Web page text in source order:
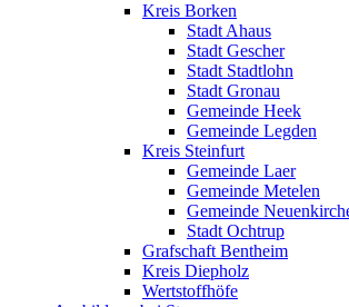
Kreis Borken
Stadt Ahaus
Stadt Gescher
Stadt Stadtlohn
Stadt Gronau
Gemeinde Heek
Gemeinde Legden
Kreis Steinfurt
Gemeinde Laer
Gemeinde Metelen
Gemeinde
Stadt Ochtrup
Grafschaft Bentheim
Kreis Diepholz
Wertstoffhöfe